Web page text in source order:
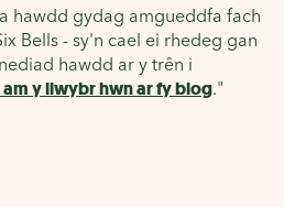
hawdd gydag amgueddfa fach
Bells - sy'n cael ei rhedeg gan
hawdd ar y trên i
y llwybr hwn ar fy blog."